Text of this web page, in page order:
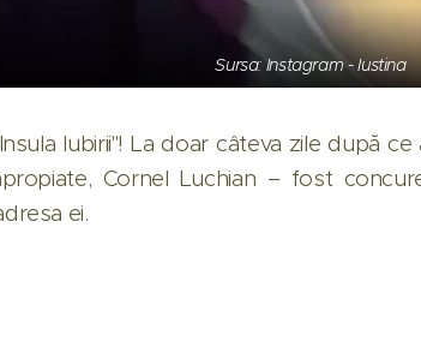
Sursa: Instagram - Iustina
Iubirii"! La doar câteva zile după
Cornel Luchian – fost
ei.